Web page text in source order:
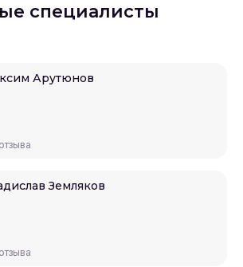
специалисты
Арутюнов
Земляков